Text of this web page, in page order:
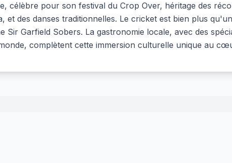
célèbre pour son festival du Crop Over, héritage des
et des danses traditionnelles. Le cricket est bien plus
Sir Garfield Sobers. La gastronomie locale, avec des
complètent cette immersion culturelle unique au